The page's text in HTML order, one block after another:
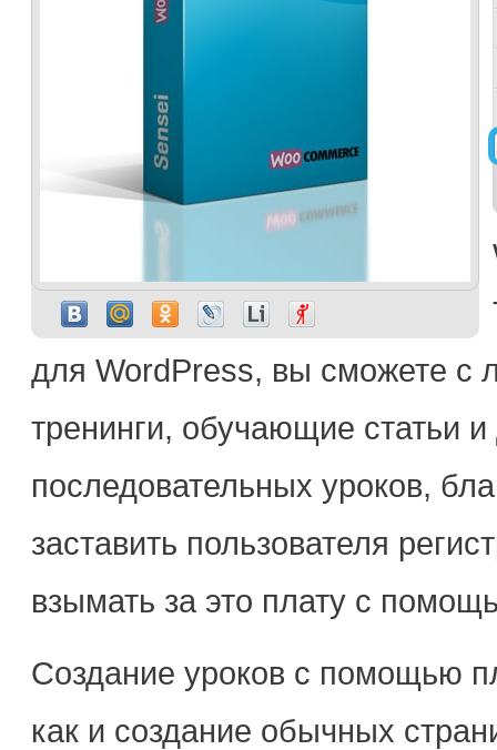
для WordPress, вы сможете с
тренинги, обучающие статьи
последовательных уроков,
заставить пользователя
взымать за это плату с
Создание уроков с помощью
как и создание обычных